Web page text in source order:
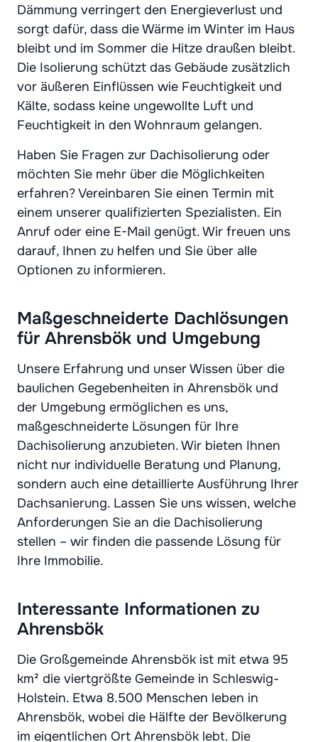
Dämmung verringert den Energieverlust und
sorgt dafür, dass die Wärme im Winter im Haus
bleibt und im Sommer die Hitze draußen bleibt.
Die Isolierung schützt das Gebäude zusätzlich
vor äußeren Einflüssen wie Feuchtigkeit und
Kälte, sodass keine ungewollte Luft und
Feuchtigkeit in den Wohnraum gelangen.
Haben Sie Fragen zur Dachisolierung oder
möchten Sie mehr über die Möglichkeiten
erfahren? Vereinbaren Sie einen Termin mit
einem unserer qualifizierten Spezialisten. Ein
Anruf oder eine E-Mail genügt. Wir freuen uns
darauf, Ihnen zu helfen und Sie über alle
Optionen zu informieren.
Maßgeschneiderte Dachlösungen
für Ahrensbök und Umgebung
Unsere Erfahrung und unser Wissen über die
baulichen Gegebenheiten in Ahrensbök und
der Umgebung ermöglichen es uns,
maßgeschneiderte Lösungen für Ihre
Dachisolierung anzubieten. Wir bieten Ihnen
nicht nur individuelle Beratung und Planung,
sondern auch eine detaillierte Ausführung Ihrer
Dachsanierung. Lassen Sie uns wissen, welche
Anforderungen Sie an die Dachisolierung
stellen – wir finden die passende Lösung für
Ihre Immobilie.
Interessante Informationen zu
Ahrensbök
Die Großgemeinde Ahrensbök ist mit etwa 95
km² die viertgrößte Gemeinde in Schleswig-
Holstein. Etwa 8.500 Menschen leben in
Ahrensbök, wobei die Hälfte der Bevölkerung
im eigentlichen Ort Ahrensbök lebt. Die